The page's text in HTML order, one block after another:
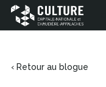
Aller au contenu
Culture
Capitale-
Chaudière-
‹ Retour au blogue